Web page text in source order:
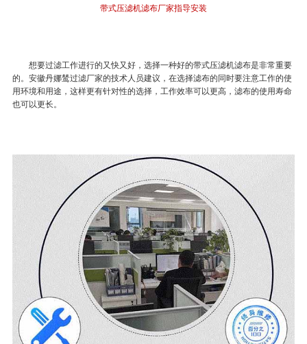
带式压滤机滤布厂家指导安装
想要过滤工作进行的又快又好，选择一种好的带式压滤机滤布是非常重要
的。安徽丹娜鸶过滤厂家的技术人员建议，在选择滤布的同时要注意工作的使
用环境和用途，这样更有针对性的选择，工作效率可以更高，滤布的使用寿命
也可以更长。